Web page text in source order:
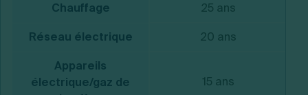
Chauffage
25 ans
Réseau électrique
20 ans
Appareils
électrique/gaz de
15 ans